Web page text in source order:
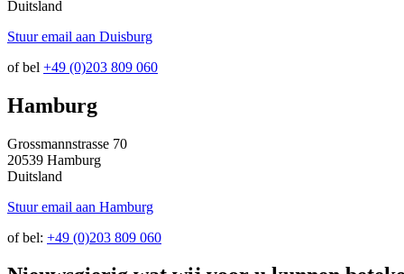
Duitsland
Stuur email aan Duisburg
of bel +49 (0)203 809 060
Hamburg
Grossmannstrasse 70
20539 Hamburg
Duitsland
Stuur email aan Hamburg
of bel: +49 (0)203 809 060